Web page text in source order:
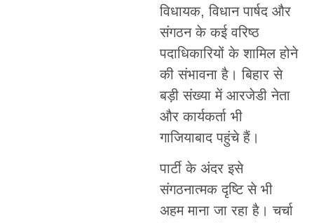
विधायक, विधान पार्षद और
संगठन के कई वरिष्ठ
पदाधिकारियों के शामिल होने
की संभावना है। बिहार से
बड़ी संख्या में आरजेडी नेता
और कार्यकर्ता भी
गाजियाबाद पहुंचे हैं।
पार्टी के अंदर इसे
संगठनात्मक दृष्टि से भी
अहम माना जा रहा है। चर्चा